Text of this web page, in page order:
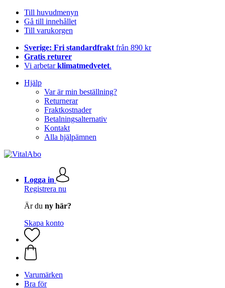
Till huvudmenyn
Gå till innehållet
Till varukorgen
Sverige: Fri standardfrakt från 890 kr
Gratis returer
Vi arbetarklimatmedvetet.
Hjälp
Var är min beställning?
Returnerar
Fraktkostnader
Betalningsalternativ
Kontakt
Alla hjälpämnen
Logga in
Registrera nu
Är du ny här?
Skapa konto
Varumärken
Bra för